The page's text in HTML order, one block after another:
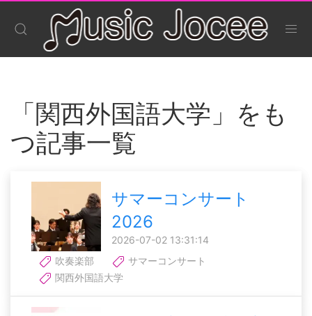
「関西外国語大学」をも
つ記事一覧
サマーコンサート
2026
2026-07-02 13:31:14
吹奏楽部
サマーコンサート
関西外国語大学